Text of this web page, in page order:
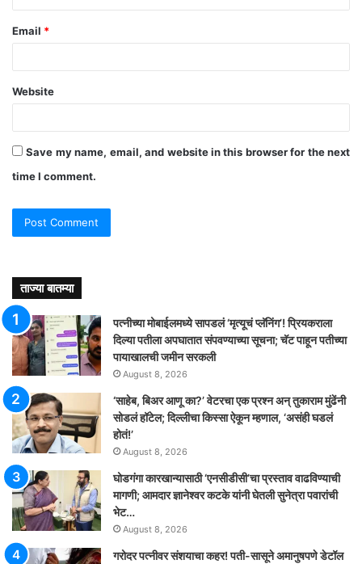
Email *
Website
Save my name, email, and website in this browser for the next
time I comment.
ताज्या बातम्या
पत्नीच्या मोबाईलमध्ये सापडलं ‘मृत्यूचं प्लॅनिंग’! प्रियकराला
दिल्या पतीला अपघातात संपवण्याच्या सूचना; चॅट पाहून पतीच्या
पायाखालची जमीन सरकली
August 8, 2026
‘साहेब, बिअर आणू का?’ वेटरचा एक प्रश्न अन् तुकाराम मुंढेंनी
सोडलं हॉटेल; दिल्लीचा किस्सा ऐकून म्हणाल, ‘असंही घडलं
होतं!’
August 8, 2026
घोडगंगा कारखान्यासाठी ‘एनसीडीसी’चा प्रस्ताव वाढविण्याची
मागणी; आमदार ज्ञानेश्वर कटके यांनी घेतली सुनेत्रा पवारांची
भेट…
August 8, 2026
गरोदर पत्नीवर संशयाचा कहर! पती-सासूने अमानुषपणे डेटॉल